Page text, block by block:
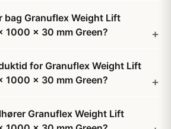
Granuflex Weight Lift
1000 x 30 mm Green?
for Granuflex Weight Lift
1000 x 30 mm Green?
Granuflex Weight Lift